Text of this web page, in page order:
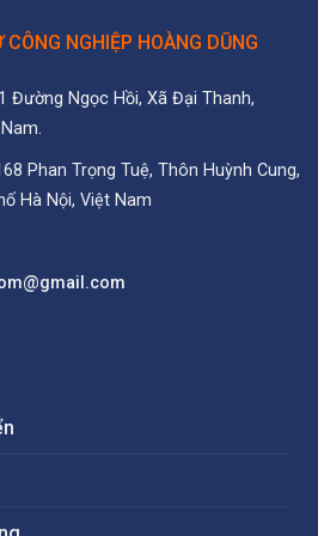
NGHIỆP HOÀNG DŨNG
Đường Ngọc Hồi, Xã Đại Thanh,
Phan Trọng Tuệ, Thôn Huỳnh Cung,
Hà Nội, Việt Nam